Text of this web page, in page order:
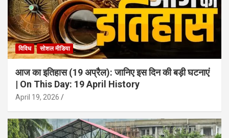
विविध सोशल मीडिया
आज का इतिहास (19 अप्रैल): जानिए इस दिन की बड़ी घटनाएं
| On This Day: 19 April History
April 19, 2026